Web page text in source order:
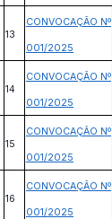
13
CONVOCAÇÃO Nº
001/2025
14
CONVOCAÇÃO Nº
001/2025
15
CONVOCAÇÃO Nº
001/2025
16
CONVOCAÇÃO Nº
001/2025